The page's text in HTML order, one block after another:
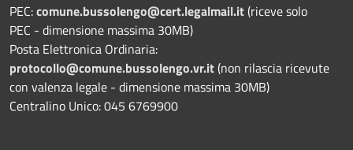
PEC:comune.bussolengo@cert.legalmail.it(riceve solo
PEC - dimensione massima 30MB)
Posta Elettronica Ordinaria:
protocollo@comune.bussolengo.vr.it(non rilascia ricevute
con valenza legale - dimensione massima 30MB)
Centralino Unico: 045 6769900